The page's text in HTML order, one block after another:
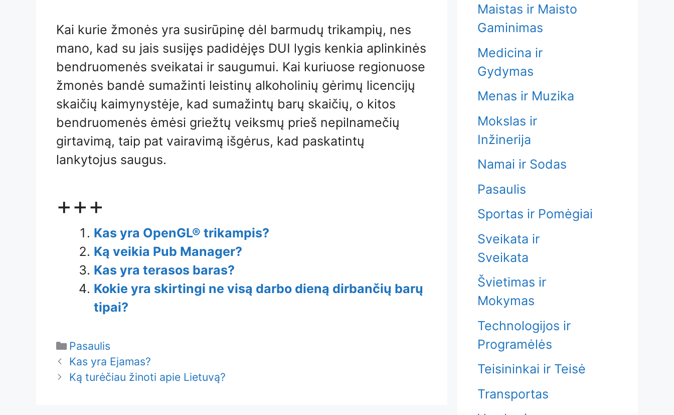
Kai kurie žmonės yra susirūpinę dėl barmudų trikampių, nes
mano, kad su jais susijęs padidėjęs DUI lygis kenkia aplinkinės
bendruomenės sveikatai ir saugumui. Kai kuriuose regionuose
žmonės bandė sumažinti leistinų alkoholinių gėrimų licencijų
skaičių kaimynystėje, kad sumažintų barų skaičių, o kitos
bendruomenės ėmėsi griežtų veiksmų prieš nepilnamečių
girtavimą, taip pat vairavimą išgėrus, kad paskatintų
lankytojus saugus.
+++
Kas yra OpenGL® trikampis?
Ką veikia Pub Manager?
Kas yra terasos baras?
Kokie yra skirtingi ne visą darbo dieną dirbančių barų
tipai?
Categories
Pasaulis
Kas yra Ejamas?
Ką turėčiau žinoti apie Lietuvą?
Maistas ir Maisto
Gaminimas
Medicina ir
Gydymas
Menas ir Muzika
Mokslas ir
Inžinerija
Namai ir Sodas
Pasaulis
Sportas ir Pomėgiai
Sveikata ir
Sveikata
Švietimas ir
Mokymas
Technologijos ir
Programėlės
Teisininkai ir Teisė
Transportas